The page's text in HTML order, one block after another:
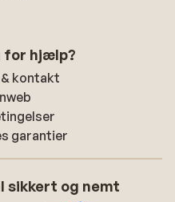
for hjælp?
kontakt
garantier
sikkert og nemt